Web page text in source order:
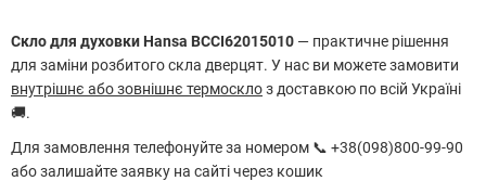
Скло для духовки Hansa BCCI62015010 — практичне рішення
для заміни розбитого скла дверцят. У нас ви можете замовити
внутрішнє або зовнішнє термосклоз доставкою по всій Україні
🚚.
Для замовлення телефонуйте за номером 📞 +38(098)800-99-90
або залишайте заявку на сайті через кошик